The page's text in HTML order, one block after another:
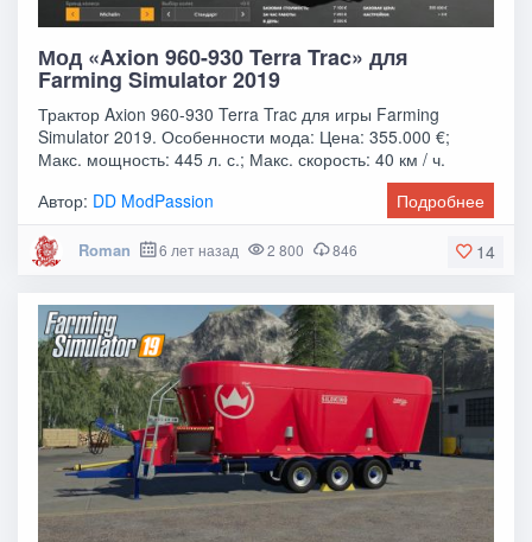
Мод «Axion 960-930 Terra Trac» для
Farming Simulator 2019
Трактор Axion 960-930 Terra Trac для игры Farming
Simulator 2019. Особенности мода: Цена: 355.000 €;
Макс. мощность: 445 л. с.; Макс. скорость: 40 км / ч.
Автор: DD ModPassion Подробнее
14
Roman 6 лет назад 2 800 846